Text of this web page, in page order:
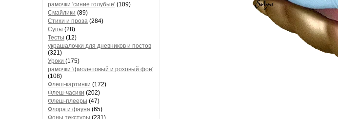
рамочки 'синие голубые' (109)
Смайлики (89)
Стихи и проза (284)
Супы (28)
Тесты (12)
украшалочки для дневников и постов
(321)
Уроки (175)
рамочки 'фиолетовый и розовый фон'
(108)
Флеш-картинки (172)
Флеш-часики (202)
Флеш-плееры (47)
Флора и фауна (65)
Фоны текстуры (231)